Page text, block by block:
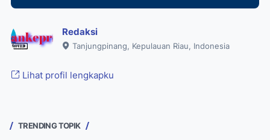
Redaksi
Tanjungpinang, Kepulauan Riau, Indonesia
Lihat profil lengkapku
TRENDING TOPIK